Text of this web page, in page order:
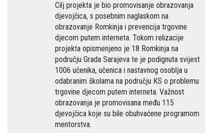
Cilj projekta je bio promovisanje obrazovanja
djevojčica, s posebnim naglaskom na
obrazovanje Romkinja i prevencija trgovine
djecom putem interneta. Tokom relizacije
projekta opismenjeno je 18 Romkinja na
području Grada Sarajeva te je podignuta svijest
1006 učenika, učenica i nastavnog osoblja u
odabranim školama na području KS o problemu
trgovine djecom putem interneta. Važnost
obrazovanja je promovisana među 115
djevojčica koje su bile obuhvaćene programom
mentorstva.